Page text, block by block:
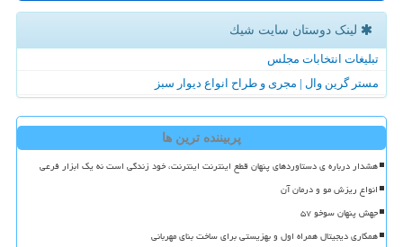
لینک دوستان سایت شیك
تبلیغات انتخابات مجلس
مستر گرین وال | مجری و طراح انواع دیوار سبز
پربیننده ترین ها
هشدار درباره ی دستاوردهای پنهان قطع اینترنت اینترنت، خود زندگی است نه یک ابزار فرعی
انواع ریزش مو و درمان آن
جهش پنهان سوخو ۵۷
همکاری دیجیتال همراه اول و بهزیستی برای ساخت بنای مهربانی